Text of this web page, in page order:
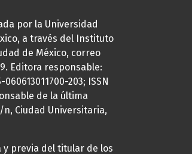
por la Universidad
a través del Instituto
de México, correo
Editora responsable:
203; ISSN
de la última
Ciudad Universitaria,
previa del titular de los